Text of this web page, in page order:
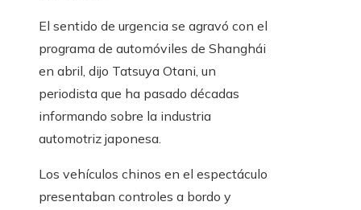
El sentido de urgencia se agravó con el
programa de automóviles de Shanghái
en abril, dijo Tatsuya Otani, un
periodista que ha pasado décadas
informando sobre la industria
automotriz japonesa.
Los vehículos chinos en el espectáculo
presentaban controles a bordo y